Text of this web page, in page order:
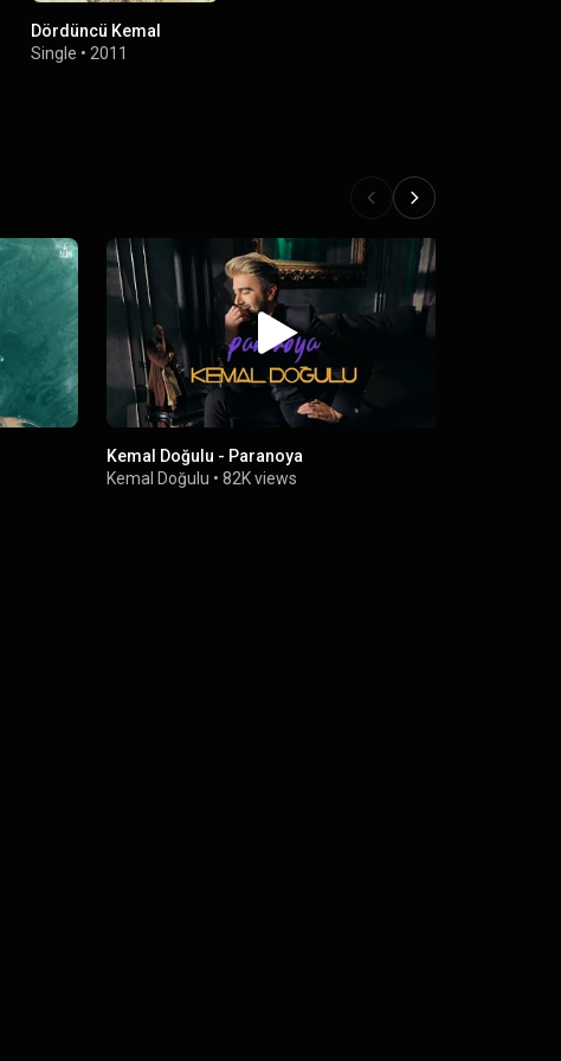
Dördüncü Kemal
Single • 2011
Kemal Doğulu - Paranoya
Kemal Doğulu •82K views